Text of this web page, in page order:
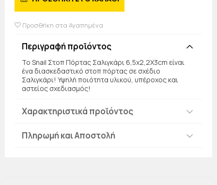
Προσθήκη στα Αγαπημένα
Περιγραφή προϊόντος
Το Snail Στοπ Πόρτας Σαλιγκάρι 6,5x2,2X3cm είναι
ένα διασκεδαστικό στοπ πόρτας σε σχέδιο
Σαλιγκάρι! Υψηλή ποιότητα υλικού, υπέροχος και
αστείος σχεδιασμός!
Χαρακτηριστικά προϊόντος
Πληρωμή και Αποστολή